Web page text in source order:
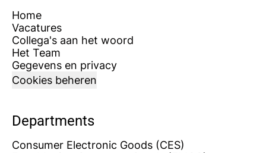
Home
Vacatures
Collega's aan het woord
Het Team
Gegevens en privacy
Cookies beheren
Departments
Consumer Electronic Goods (CES)